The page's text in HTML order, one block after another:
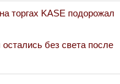
торгах KASE подорожал
без света после